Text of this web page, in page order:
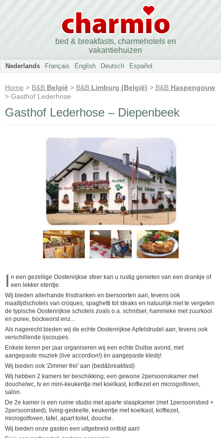
bed & breakfasts, charmehotels en
vakantiehuizen
Nederlands Français English Deutsch Español
Home > B&B België > B&B Limburg (België) > B&B Haspengouw
> Gasthof Lederhose
Gasthof Lederhose – Diepenbeek
I n een gezellige Oostenrijkse sfeer kan u rustig genieten van een drankje of
een lekker etentje.
Wij bieden allerhande frisdranken en biersoorten aan, tevens ook
maaltijdschotels van croques, spaghetti tot steaks en natuurlijk niet te vergeten
de typische Oostenrijkse schotels zoals o.a. schnitsel, hammeke met zuurkool
en puree, bockworst enz...
Als nagerecht bieden wij de echte Oostenrijkse Apfelstrudel aan, tevens ook
verschillende ijscoupes.
Enkele keren per jaar organiseren wij een echte Duitse avond, met
aangepaste muziek (live accordion!) èn aangepaste kledij!
Wij bieden ook 'Zimmer frei' aan (bed&breakfast)
Wij hebben 2 kamers ter beschikking; een gewone 2persoonskamer met
douche/wc, tv en mini-keukentje met koelkast, koffiezet en microgolfoven,
salon.
De 2e kamer is een ruime studio met aparte slaapkamer (met 1persoonsbed +
2persoonsbed), living-gedeelte, keukentje met koelkast, koffiezet,
microgolfoven, tafel, apart toilet, douche.
Wij bieden onze gasten een uitgebreid ontbijt aan!